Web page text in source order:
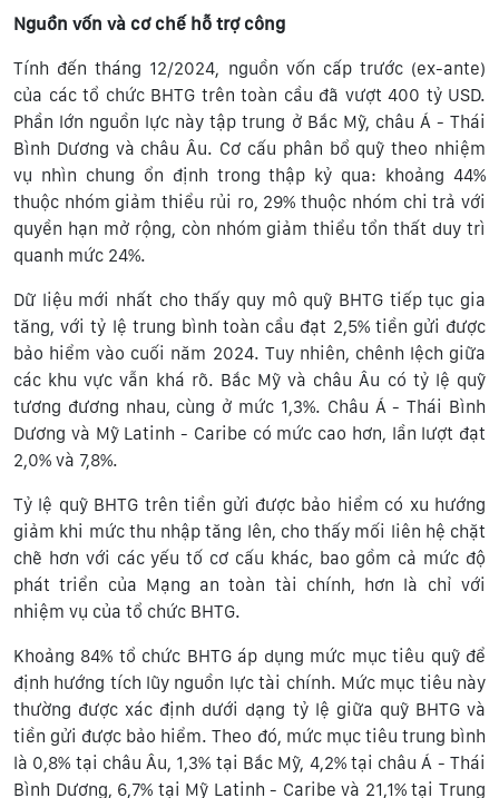
Nguồn vốn và cơ chế hỗ trợ công
Tính đến tháng 12/2024, nguồn vốn cấp trước (ex-ante)
của các tổ chức BHTG trên toàn cầu đã vượt 400 tỷ USD.
Phần lớn nguồn lực này tập trung ở Bắc Mỹ, châu Á - Thái
Bình Dương và châu Âu. Cơ cấu phân bổ quỹ theo nhiệm
vụ nhìn chung ổn định trong thập kỷ qua: khoảng 44%
thuộc nhóm giảm thiểu rủi ro, 29% thuộc nhóm chi trả với
quyền hạn mở rộng, còn nhóm giảm thiểu tổn thất duy trì
quanh mức 24%.
Dữ liệu mới nhất cho thấy quy mô quỹ BHTG tiếp tục gia
tăng, với tỷ lệ trung bình toàn cầu đạt 2,5% tiền gửi được
bảo hiểm vào cuối năm 2024. Tuy nhiên, chênh lệch giữa
các khu vực vẫn khá rõ. Bắc Mỹ và châu Âu có tỷ lệ quỹ
tương đương nhau, cùng ở mức 1,3%. Châu Á - Thái Bình
Dương và Mỹ Latinh - Caribe có mức cao hơn, lần lượt đạt
2,0% và 7,8%.
Tỷ lệ quỹ BHTG trên tiền gửi được bảo hiểm có xu hướng
giảm khi mức thu nhập tăng lên, cho thấy mối liên hệ chặt
chẽ hơn với các yếu tố cơ cấu khác, bao gồm cả mức độ
phát triển của Mạng an toàn tài chính, hơn là chỉ với
nhiệm vụ của tổ chức BHTG.
Khoảng 84% tổ chức BHTG áp dụng mức mục tiêu quỹ để
định hướng tích lũy nguồn lực tài chính. Mức mục tiêu này
thường được xác định dưới dạng tỷ lệ giữa quỹ BHTG và
tiền gửi được bảo hiểm. Theo đó, mức mục tiêu trung bình
là 0,8% tại châu Âu, 1,3% tại Bắc Mỹ, 4,2% tại châu Á - Thái
Bình Dương, 6,7% tại Mỹ Latinh - Caribe và 21,1% tại Trung